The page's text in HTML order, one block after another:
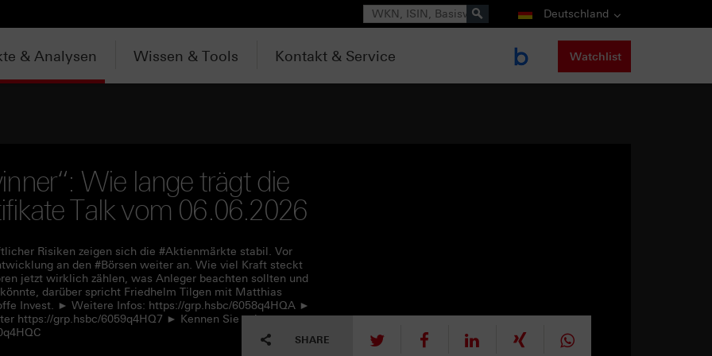
Suche Deutschland
& Analysen Wissen & Tools Kontakt & Service Watchlist
Wie lange trägt die
Talk vom 06.06.2026
Risiken zeigen sich die #Aktienmärkte stabil. Vor
an den #Börsen weiter an. Wie viel Kraft steckt
jetzt wirklich zählen, was Anleger beachten sollten und
darüber spricht Friedhelm Tilgen mit Matthias
Invest. ► Weitere Infos: https://grp.hsbc/6058q4HQA ►
https://grp.hsbc/6059q4HQ7 ► Kennen Sie schon
SHARE tweet mitteilen